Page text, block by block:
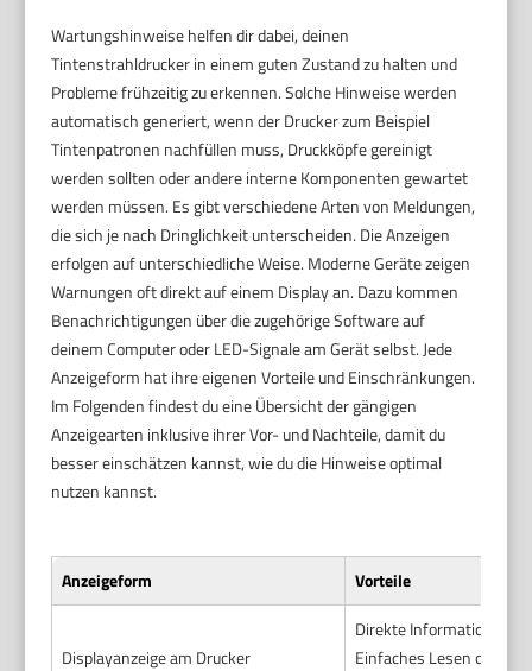
Wartungshinweise helfen dir dabei, deinen
Tintenstrahldrucker in einem guten Zustand zu halten und
Probleme frühzeitig zu erkennen. Solche Hinweise werden
automatisch generiert, wenn der Drucker zum Beispiel
Tintenpatronen nachfüllen muss, Druckköpfe gereinigt
werden sollten oder andere interne Komponenten gewartet
werden müssen. Es gibt verschiedene Arten von Meldungen,
die sich je nach Dringlichkeit unterscheiden. Die Anzeigen
erfolgen auf unterschiedliche Weise. Moderne Geräte zeigen
Warnungen oft direkt auf einem Display an. Dazu kommen
Benachrichtigungen über die zugehörige Software auf
deinem Computer oder LED-Signale am Gerät selbst. Jede
Anzeigeform hat ihre eigenen Vorteile und Einschränkungen.
Im Folgenden findest du eine Übersicht der gängigen
Anzeigearten inklusive ihrer Vor- und Nachteile, damit du
besser einschätzen kannst, wie du die Hinweise optimal
nutzen kannst.
Anzeigeform Vorteile
Displayanzeige am Drucker
Direkte Information vor
Einfaches Lesen ohne